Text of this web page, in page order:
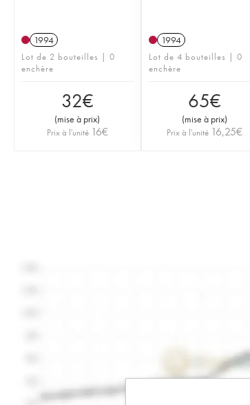
1994
Lot de 2 bouteilles | 0
enchère
32€
(mise à prix)
Prix à l'unité 16€
1994
Lot de 4 bouteilles | 0
enchère
65€
(mise à prix)
Prix à l'unité 16,25€